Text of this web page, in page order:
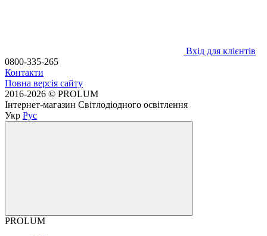
Вхід для клієнтів
0800-335-265
Контакти
Повна версія сайту
2016-2026 © PROLUM
Інтернет-магазин Світлодіодного освітлення
Укр Рус
PROLUM